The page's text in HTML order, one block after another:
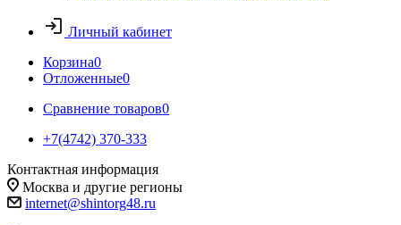
Личный кабинет
Корзина0
Отложенные0
Сравнение товаров0
+7(4742) 370-333
Контактная информация
Москва и другие регионы
internet@shintorg48.ru